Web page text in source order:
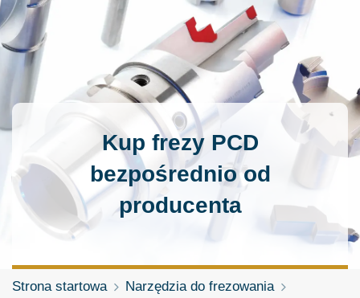
Kup frezy PCD
bezpośrednio od
producenta
Strona startowa
Narzędzia do frezowania